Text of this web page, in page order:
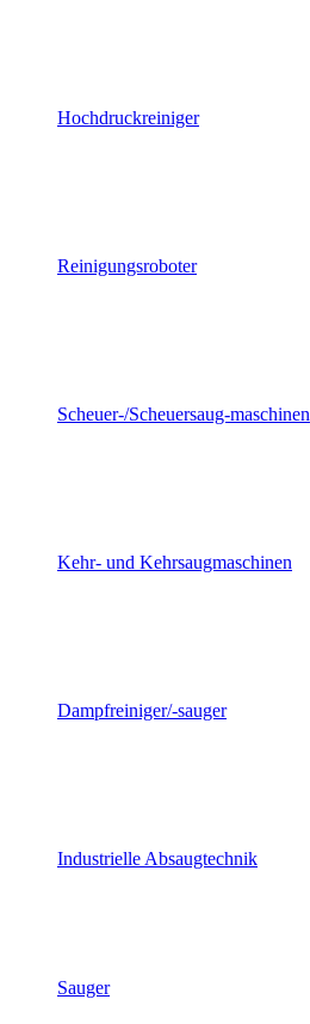
Hochdruckreiniger
Reinigungsroboter
Scheuer-/Scheuersaug-maschinen
Kehr- und Kehrsaugmaschinen
Dampfreiniger/-sauger
Industrielle Absaugtechnik
Sauger